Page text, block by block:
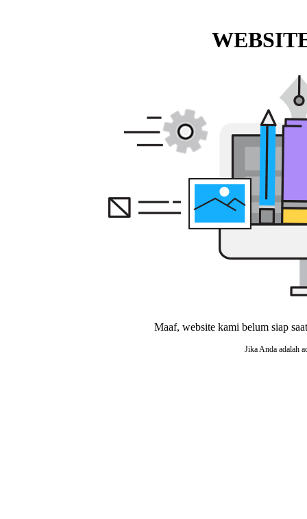
Maaf, website kami belum siap
Jika Anda adalah